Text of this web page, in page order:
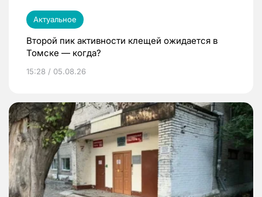
Актуальное
Второй пик активности клещей ожидается в
Томске — когда?
15:28 / 05.08.26